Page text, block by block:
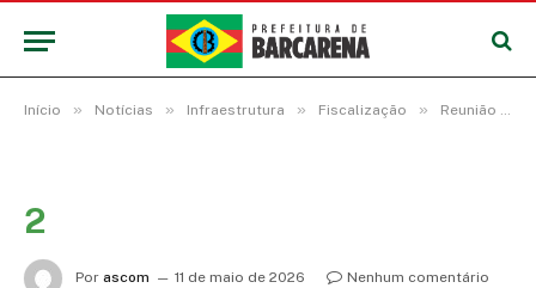
Início » Notícias » Infraestrutura » Fiscalização » Reunião discute novas regras para acabar com irregularidades do trânsito de carretas na região do trevo da Alça Viária durante a safra da soja
2
Por ascom 11 de maio de 2026
Nenhum comentário